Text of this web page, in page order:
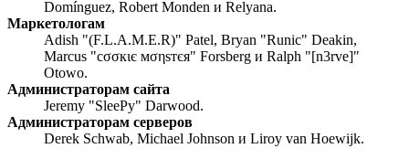
Domínguez, Robert Monden и Relyana.
Маркетологам
Adish "(F.L.A.M.E.R)" Patel, Bryan "Runic" Deakin,
Marcus "cσσкιє мσηѕтєя" Forsberg и Ralph "[n3rve]"
Otowo.
Администраторам сайта
Jeremy "SleePy" Darwood.
Администраторам серверов
Derek Schwab, Michael Johnson и Liroy van Hoewijk.